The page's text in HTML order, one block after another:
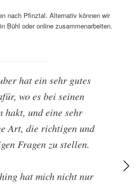
nach Pfinztal. Alternativ können wir
Bühl oder online zusammenarbeiten.
hat ein sehr gutes
wo es bei seinen
hakt, und eine sehr
Art, die richtigen und
Fragen zu stellen.
hat mich nicht nur